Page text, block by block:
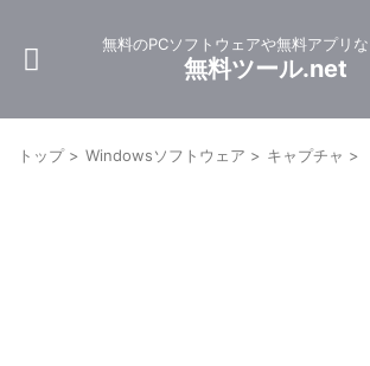
無料のPCソフトウェアや無料アプリ
無料ツール.net
トップ> Windowsソフトウェア > キャプチャ >